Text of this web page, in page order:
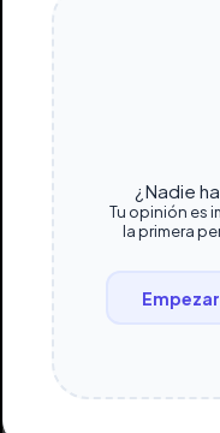
¿Nadie
Tu opinión es
la primera